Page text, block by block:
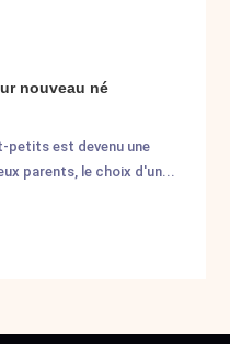
nouveau né
petits est devenu une
parents, le choix d'un...